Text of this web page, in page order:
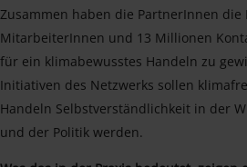
Zusammen haben die PartnerInnen
MitarbeiterInnen und 13 Millionen
für ein klimabewusstes Handeln zu
Initiativen des Netzwerks sollen
Handeln Selbstverständlichkeit in der
und der Politik werden.